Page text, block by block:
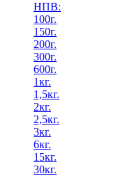
НПВ:
100г.
150г.
200г.
300г.
600г.
1кг.
1,5кг.
2кг.
2,5кг.
3кг.
6кг.
15кг.
30кг.